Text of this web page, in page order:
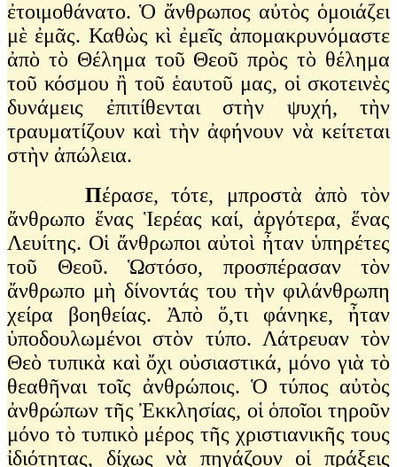
ἐτοιμοθάνατο. Ὁ ἄνθρωπος αὐτὸς ὁμοιάζει
μὲ ἐμᾶς. Καθὼς κὶ ἐμεῖς ἀπομακρυνόμαστε
ἀπὸ τὸ Θέλημα τοῦ Θεοῦ πρὸς τὸ θέλημα
τοῦ κόσμου ἢ τοῦ ἑαυτοῦ μας, οἱ σκοτεινὲς
δυνάμεις ἐπιτίθενται στὴν ψυχή, τὴν
τραυματίζουν καὶ τὴν ἀφήνουν νὰ κείτεται
στὴν ἀπώλεια.
Πέρασε, τότε, μπροστὰ ἀπὸ τὸν
ἄνθρωπο ἕνας Ἱερέας καί, ἀργότερα, ἕνας
Λευίτης. Οἱ ἄνθρωποι αὐτοὶ ἦταν ὑπηρέτες
τοῦ Θεοῦ. Ὡστόσο, προσπέρασαν τὸν
ἄνθρωπο μὴ δίνοντάς του τὴν φιλάνθρωπη
χείρα βοηθείας. Ἀπὸ ὅ,τι φάνηκε, ἦταν
ὑποδουλωμένοι στὸν τύπο. Λάτρευαν τὸν
Θεὸ τυπικὰ καὶ ὄχι οὐσιαστικά, μόνο γιὰ τὸ
θεαθῆναι τοῖς ἀνθρώποις. Ὁ τύπος αὐτὸς
ἀνθρώπων τῆς Ἐκκλησίας, οἱ ὁποῖοι τηροῦν
μόνο τὸ τυπικὸ μέρος τῆς χριστιανικῆς τους
ἰδιότητας, δίχως νὰ πηγάζουν οἱ πράξεις